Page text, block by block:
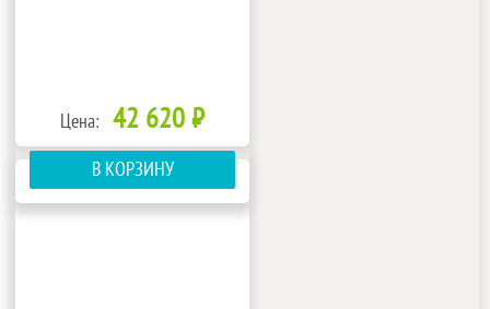
Цена: 42 620 ₽
В КОРЗИНУ